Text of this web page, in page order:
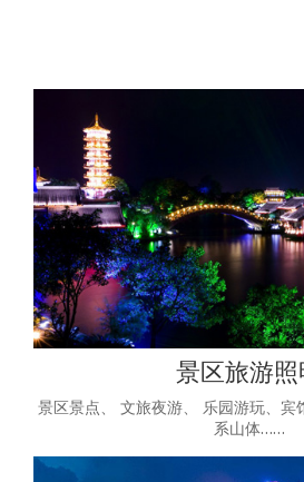
景区旅游照
景区景点、 文旅夜游、 乐园游玩、宾
系山体……